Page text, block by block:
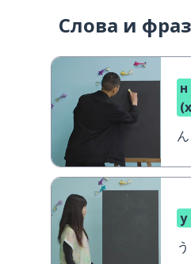
Слова и
н
ん
у
う